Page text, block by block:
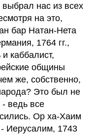
нас из всех
на это,
бар Натан-Нета
1764 гг.,
каббалист,
общины
же, собственно,
Это был не
ведь все
Ор ха-Хаим
Иерусалим, 1743